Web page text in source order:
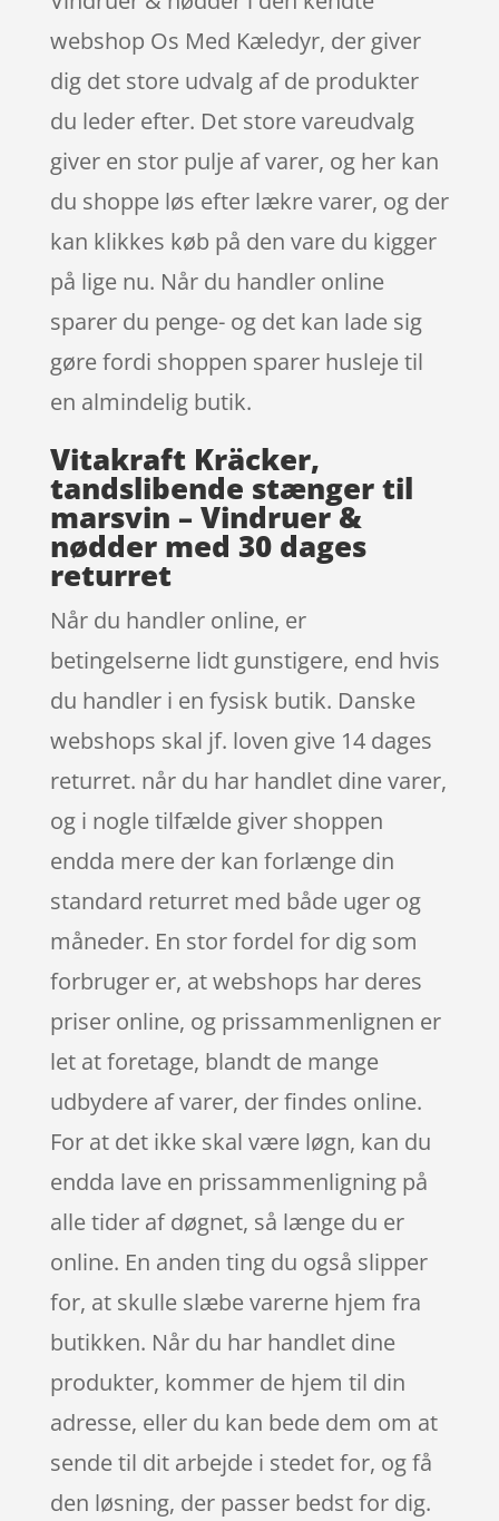
webshop Os Med Kæledyr, der giver
dig det store udvalg af de produkter
du leder efter. Det store vareudvalg
giver en stor pulje af varer, og her kan
du shoppe løs efter lækre varer, og der
kan klikkes køb på den vare du kigger
på lige nu. Når du handler online
sparer du penge- og det kan lade sig
gøre fordi shoppen sparer husleje til
en almindelig butik.
Vitakraft Kräcker,
tandslibende stænger til
marsvin – Vindruer &
nødder med 30 dages
returret
Når du handler online, er
betingelserne lidt gunstigere, end hvis
du handler i en fysisk butik. Danske
webshops skal jf. loven give 14 dages
returret. når du har handlet dine varer,
og i nogle tilfælde giver shoppen
endda mere der kan forlænge din
standard returret med både uger og
måneder. En stor fordel for dig som
forbruger er, at webshops har deres
priser online, og prissammenlignen er
let at foretage, blandt de mange
udbydere af varer, der findes online.
For at det ikke skal være løgn, kan du
endda lave en prissammenligning på
alle tider af døgnet, så længe du er
online. En anden ting du også slipper
for, at skulle slæbe varerne hjem fra
butikken. Når du har handlet dine
produkter, kommer de hjem til din
adresse, eller du kan bede dem om at
sende til dit arbejde i stedet for, og få
den løsning, der passer bedst for dig.